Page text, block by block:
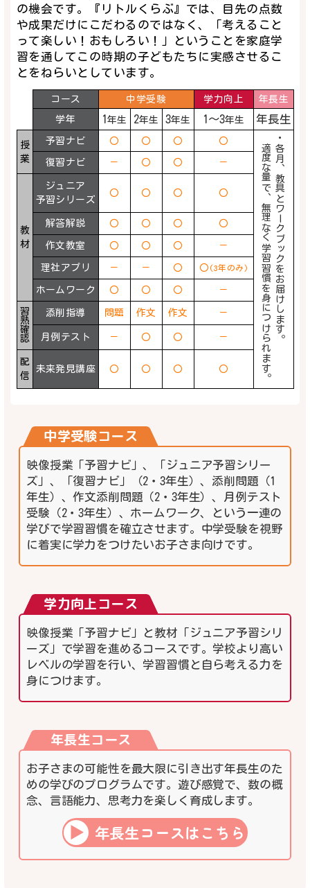
の機会です。『リトルくらぶ』では、目先の点数
や成果だけにこだわるのではなく、「考えること
って楽しい！おもしろい！」ということを家庭学
習を通してこの時期の子どもたちに実感させるこ
とをねらいとしています。
コース 中学受験 学力向上 年長生
学年 1 年生 2年生 3年生 1～3年生 年長生
授
業
予習ナビ 〇 〇 〇 〇 ・各月、教具とワークブックをお届けします。
適度な量で、無理なく学習習慣を身につけられます。
復習ナビ － 〇 〇 －
教
材
ジュニア
予習シリーズ
〇 〇 〇 〇
解答解説 〇 〇 〇 〇
作文教室 〇 〇 〇 －
理社アプリ － － 〇 〇 (3年のみ)
ホームワーク 〇 〇 〇 －
習
熟
確
認
添削指導 問題 作文 作文 －
月例テスト － 〇 〇 －
配
信
未来発見講座 〇 〇 〇 〇
中学受験コース
映像授業「予習ナビ」、「ジュニア予習シリー
ズ」、「復習ナビ」（2・3年生）、添削問題（1
年生）、作文添削問題（2・3年生）、月例テスト
受験（2・3年生）、ホームワーク、という一連の
学びで学習習慣を確立させます。中学受験を視野
に着実に学力をつけたいお子さま向けです。
学力向上コース
映像授業「予習ナビ」と教材「ジュニア予習シリ
ーズ」で学習を進めるコースです。学校より高い
レベルの学習を行い、学習習慣と自ら考える力を
身につけます。
年長生コース
お子さまの可能性を最大限に引き出す年長生のた
めの学びのプログラムです。遊び感覚で、数の概
念、言語能力、思考力を楽しく育成します。
年長生コースはこちら